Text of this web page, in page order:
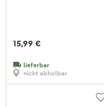
15,99 €
lieferbar
nicht abholbar